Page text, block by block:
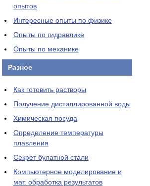
опытов
Интересные опыты по физике
Опыты по гидравлике
Опыты по механике
Разное
Как готовить растворы
Получение дистиллированной воды
Химическая посуда
Определение температуры
плавления
Секрет булатной стали
Компьютерное моделирование и
мат. обработка результатов